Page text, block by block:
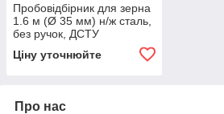
Пробовідбірник для зерна
1.6 м (Ø 35 мм) н/ж сталь,
без ручок, ДСТУ
Ціну уточнюйте
Про нас